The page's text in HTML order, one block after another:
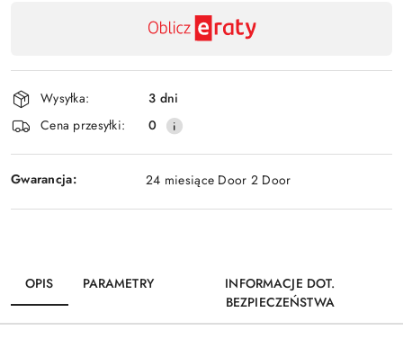
płatność
i
dostawa
Wysyłka:
3 dni
Cena przesyłki:
0
Gwarancja: 24 miesiące Door 2 Door
OPIS PARAMETRY
INFORMACJE DOT.
BEZPIECZEŃSTWA